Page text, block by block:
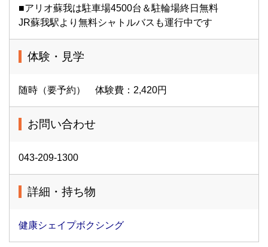
■アリオ蘇我は駐車場4500台＆駐輪場終日無料
JR蘇我駅より無料シャトルバスも運行中です
体験・見学
随時（要予約） 体験費：2,420円
お問い合わせ
043-209-1300
詳細・持ち物
健康シェイプボクシング